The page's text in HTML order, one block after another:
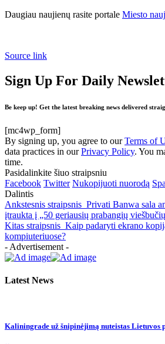
Daugiau naujienų rasite portale Miesto
Source link
Sign Up For Daily
Be keep up! Get the latest breaking news delivered
[mc4wp_form]
By signing up, you agree to ourTerms of
data practices in ourPrivacy Policy. You
time.
Pasidalinkite šiuo straipsniu
Facebook Twitter Nukopijuoti nuorodą
Dalintis
Ankstesnis straipsnis Privati ​​Banwa sala
įtraukta į „50 geriausių prabangių
Kitas straipsnis Kaip padaryti ekrano
kompiuteriuose?
- Advertisement -
Latest News
Kaliningrade už šnipinėjimą nuteistas Lietuvos